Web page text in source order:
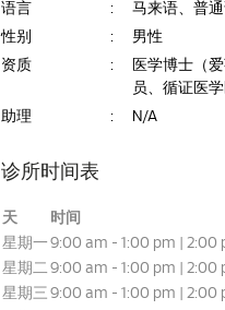
语言
:
马来语、普
性别
:
男性
资质
:
医学博士（
员、循证医
助理
: N/A
诊所时间表
天
时间
星期一 9:00 am - 1:00 pm | 2:00
星期二 9:00 am - 1:00 pm | 2:00
星期三 9:00 am - 1:00 pm | 2:00